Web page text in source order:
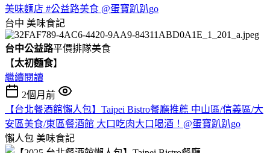
美味麵店 #公益路美食 @蛋寶趴趴go
台中 美味食記
台中公益路平價排隊美食
【太初麵食】
繼續閱讀
2個月前
【台北餐酒館懶人包】Taipei Bistro餐廳推薦 中山區/信義區/大
安區美食/東區餐酒館 大口吃肉大口喝酒！@蛋寶趴趴go
懶人包 美味食記